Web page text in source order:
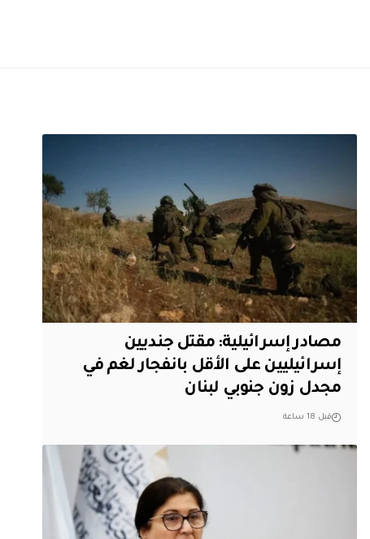
مصادر إسرائيلية: مقتل جنديين
إسرائيليين على الأقل بانفجار لغم في
مجدل زون جنوبي لبنان
قبل 18 ساعة